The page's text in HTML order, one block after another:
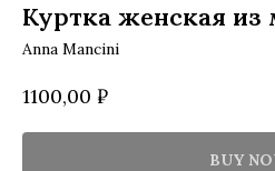
Куртка женская из
Anna Mancini
1100,00 ₽
BUY